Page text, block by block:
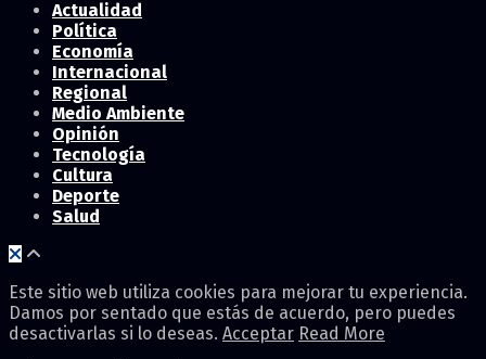
Actualidad
Política
Economía
Internacional
Regional
Medio Ambiente
Opinión
Tecnología
Cultura
Deporte
Salud
Este sitio web utiliza cookies para mejorar tu experiencia.
Damos por sentado que estás de acuerdo, pero puedes
desactivarlas si lo deseas. Acceptar Read More